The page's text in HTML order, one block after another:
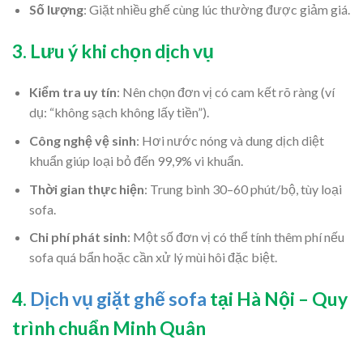
Số lượng: Giặt nhiều ghế cùng lúc thường được giảm giá.
3. Lưu ý khi chọn dịch vụ
Kiểm tra uy tín: Nên chọn đơn vị có cam kết rõ ràng (ví
dụ: “không sạch không lấy tiền”).
Công nghệ vệ sinh: Hơi nước nóng và dung dịch diệt
khuẩn giúp loại bỏ đến 99,9% vi khuẩn.
Thời gian thực hiện: Trung bình 30–60 phút/bộ, tùy loại
sofa.
Chi phí phát sinh: Một số đơn vị có thể tính thêm phí nếu
sofa quá bẩn hoặc cần xử lý mùi hôi đặc biệt.
4. Dịch vụ giặt ghế sofa tại Hà Nội – Quy
trình chuẩn Minh Quân